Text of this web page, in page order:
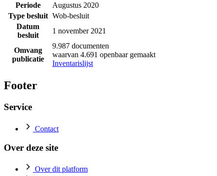
Periode
Augustus 2020
Type besluit Wob-besluit
Datum
besluit
1 november 2021
Omvang
publicatie
9.987 documenten
waarvan 4.691 openbaar gemaakt
Inventarislijst
Footer
Service
Contact
Over deze site
Over dit platform